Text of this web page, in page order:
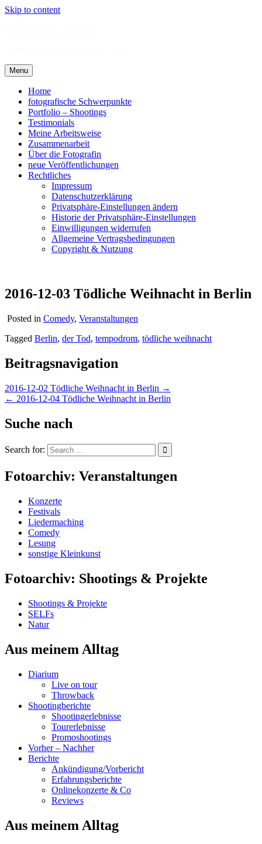
Skip to content
Menu
Home
fotografische Schwerpunkte
Portfolio – Shootings
Testimonials
Meine Arbeitsweise
Zusammenarbeit
Über die Fotografin
neue Veröffentlichungen
Rechtliches
Impressum
Datenschutzerklärung
Privatsphäre-Einstellungen ändern
Historie der Privatsphäre-Einstellungen
Einwilligungen widerrufen
Allgemeine Vertragsbedingungen
Copyright & Nutzung
2016-12-03 Tödliche Weihnacht in Berlin
Posted in Comedy, Veranstaltungen
Tagged Berlin, der Tod, tempodrom, tödliche weihnacht
Beitragsnavigation
2016-12-02 Tödliche Weihnacht in Berlin →
← 2016-12-04 Tödliche Weihnacht in Berlin
Suche nach
Search for:
Fotoarchiv: Veranstaltungen
Konzerte
Festivals
Liedermaching
Comedy
Lesung
sonstige Kleinkunst
Fotoarchiv: Shootings & Projekte
Shootings & Projekte
SELFs
Natur
Aus meinem Alltag
Diarium
Live on tour
Throwback
Shootingberichte
Shootingerlebnisse
Tourerlebnisse
Promoshootings
Vorher – Nachher
Berichte
Ankündigung/Vorbericht
Erfahrungsberichte
Onlinekonzerte & Co
Reviews
Aus meinem Alltag